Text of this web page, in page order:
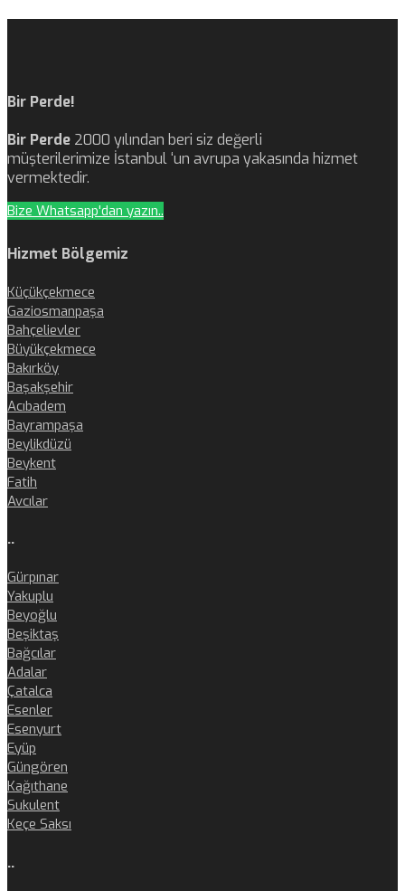
Bir Perde!
Bir Perde 2000 yılından beri siz değerli
müşterilerimize İstanbul ‘un avrupa yakasında hizmet
vermektedir.
Bize Whatsapp'dan yazın..
Hizmet Bölgemiz
Küçükçekmece
Gaziosmanpaşa
Bahçelievler
Büyükçekmece
Bakırköy
Başakşehir
Acıbadem
Bayrampaşa
Beylikdüzü
Beykent
Fatih
Avcılar
..
Gürpınar
Yakuplu
Beyoğlu
Beşiktaş
Bağcılar
Adalar
Çatalca
Esenler
Esenyurt
Eyüp
Güngören
Kağıthane
Sukulent
Keçe Saksı
..